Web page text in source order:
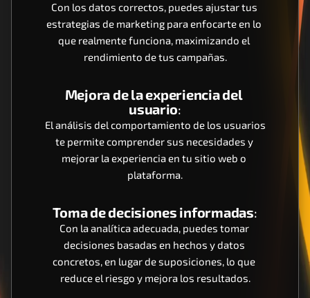
Con los datos correctos, puedes ajustar tus
estrategias de marketing para enfocarte en lo
que realmente funciona, maximizando el
rendimiento de tus campañas.
Mejora de la experiencia del
usuario:
El análisis del comportamiento de los usuarios
te permite comprender sus necesidades y
mejorar la experiencia en tu sitio web o
plataforma.
Toma de decisiones informadas:
Con la analítica adecuada, puedes tomar
decisiones basadas en hechos y datos
concretos, en lugar de suposiciones, lo que
reduce el riesgo y mejora los resultados.